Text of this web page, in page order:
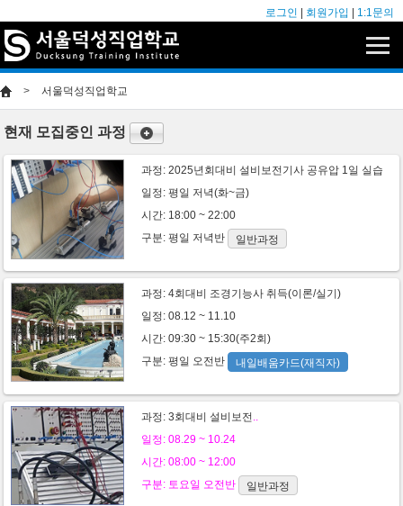
로그인 회원가입 1:1문의
> 서울덕성직업학교
현재 모집중인 과정
과정: 2025년회대비 설비보전기사 공유압 1일 실습
일정: 평일 저녁(화~금)
시간: 18:00 ~ 22:00
구분: 평일 저녁반 일반과정
과정: 4회대비 조경기능사 취득(이론/실기)
일정: 08.12 ~ 11.10
시간: 09:30 ~ 15:30(주2회)
구분: 평일 오전반 내일배움카드(재직자)
과정: 3회대비 설비보전 ..
일정: 08.29 ~ 10.24
시간: 08:00 ~ 12:00
구분: 토요일 오전반 일반과정